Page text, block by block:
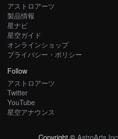
アストロアーツ
製品情報
星ナビ
星空ガイド
オンラインショップ
プライバシー・ポリシー
Follow
アストロアーツ
Twitter
YouTube
星空アナウンス
Copyright © AstroArts Inc